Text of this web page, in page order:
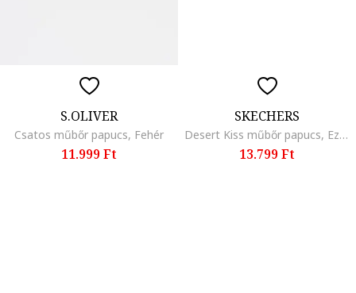
S.OLIVER
Csatos műbőr papucs, Fehér
11.999 Ft
SKECHERS
Desert Kiss műbőr papucs, Ezüstszín
13.799 Ft